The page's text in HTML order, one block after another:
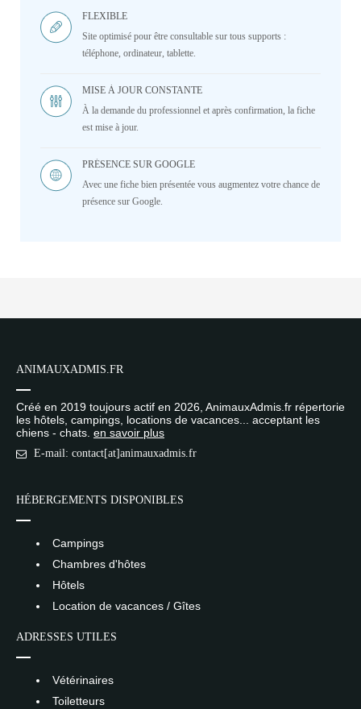
FLEXIBLE
Site optimisé pour être consultable sur tous supports :
téléphone, ordinateur, tablette.
MISE À JOUR CONSTANTE
À la demande du professionnel et après confirmation, la fiche
est mise à jour.
PRÉSENCE SUR GOOGLE
Avec une fiche bien présentée vous augmentez votre chance de
présence sur Google.
ANIMAUXADMIS.FR
Créé en 2019 toujours actif en 2026, AnimauxAdmis.fr répertorie
les hôtels, campings, locations de vacances... acceptant les
chiens - chats. en savoir plus
E-mail: contact[at]animauxadmis.fr
HÉBERGEMENTS DISPONIBLES
Campings
Chambres d'hôtes
Hôtels
Location de vacances / Gîtes
ADRESSES UTILES
Vétérinaires
Toiletteurs